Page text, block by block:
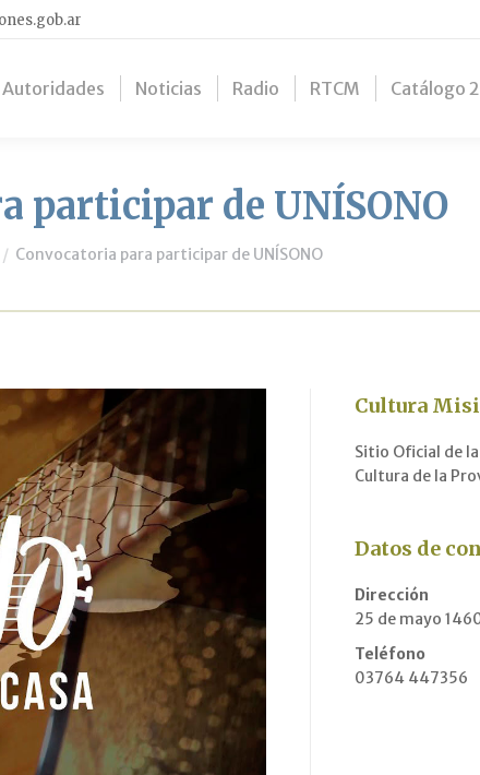
Autoridades Noticias Radio RTCM Catálogo
participar de UNÍSONO
Convocatoria para participar de UNÍSONO
Cultura
Sitio Oficial de
Cultura de la
Datos de
Dirección
25 de mayo
Teléfono
03764 447356